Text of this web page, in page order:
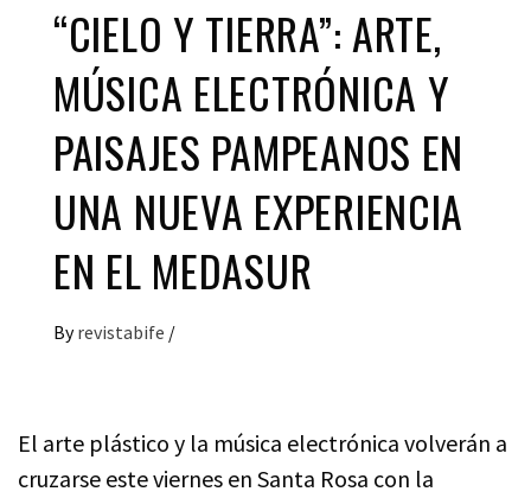
“CIELO Y TIERRA”: ARTE,
MÚSICA ELECTRÓNICA Y
PAISAJES PAMPEANOS EN
UNA NUEVA EXPERIENCIA
EN EL MEDASUR
By revistabife /
El arte plástico y la música electrónica volverán a
cruzarse este viernes en Santa Rosa con la